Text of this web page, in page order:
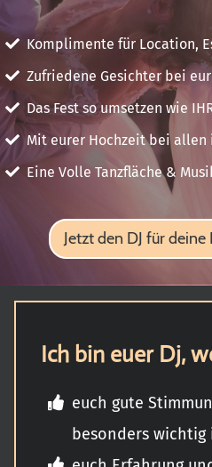
Komplimente für Location,
Zufriedene Gesichter bei
Das Fest so umsetzen wie
Mit eurer Hochzeit bei
Eine Volle Tanzfläche &
Jetzt den DJ für
Ich bin euer Dj,
euch gute
besonders wichtig